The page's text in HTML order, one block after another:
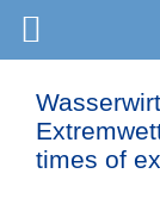
times of